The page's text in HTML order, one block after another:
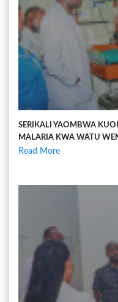
SERIKALI YAOMBWA
MALARIA KWA WATU
Read More